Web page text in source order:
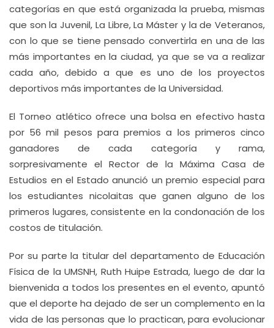
categorías en que está organizada la prueba, mismas
que son la Juvenil, La Libre, La Máster y la de Veteranos,
con lo que se tiene pensado convertirla en una de las
más importantes en la ciudad, ya que se va a realizar
cada año, debido a que es uno de los proyectos
deportivos más importantes de la Universidad.
El Torneo atlético ofrece una bolsa en efectivo hasta
por 56 mil pesos para premios a los primeros cinco
ganadores de cada categoría y rama,
sorpresivamente el Rector de la Máxima Casa de
Estudios en el Estado anunció un premio especial para
los estudiantes nicolaitas que ganen alguno de los
primeros lugares, consistente en la condonación de los
costos de titulación.
Por su parte la titular del departamento de Educación
Física de la UMSNH, Ruth Huipe Estrada, luego de dar la
bienvenida a todos los presentes en el evento, apuntó
que el deporte ha dejado de ser un complemento en la
vida de las personas que lo practican, para evolucionar